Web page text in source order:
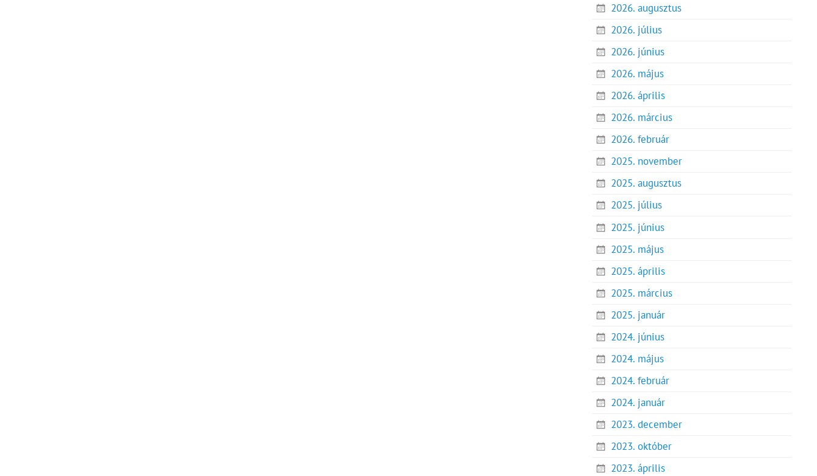
2026. augusztus
2026. július
2026. június
2026. május
2026. április
2026. március
2026. február
2025. november
2025. augusztus
2025. július
2025. június
2025. május
2025. április
2025. március
2025. január
2024. június
2024. május
2024. február
2024. január
2023. december
2023. október
2023. április